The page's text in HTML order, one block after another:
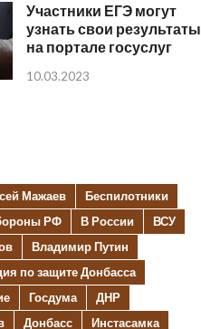
Участники ЕГЭ могут
узнать свои результаты
на портале госуслуг
10.03.2023
Мажаев
Беспилотники
РФ
В России
ВСУ
Владимир Путин
по защите Донбасса
Госдума
ДНР
Донбасс
Инстасамка